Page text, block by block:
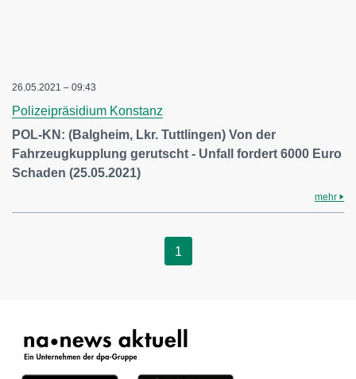
26.05.2021 – 09:43
Polizeipräsidium Konstanz
POL-KN: (Balgheim, Lkr. Tuttlingen) Von der
Fahrzeugkupplung gerutscht - Unfall fordert 6000 Euro
Schaden (25.05.2021)
mehr
1